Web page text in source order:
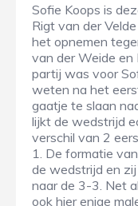
Sofie Koops is
Rigt van der
het opnemen
van der Weide en
partij was voor
weten na het
gaatje te slaan
lijkt de wedstrijd
verschil van 2
1. De formatie
de wedstrijd en
naar de 3-3. Net
ook hier enige